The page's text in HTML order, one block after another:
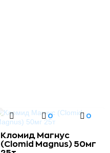
0 0
Кломид Магнус
(Clomid Magnus) 50мг